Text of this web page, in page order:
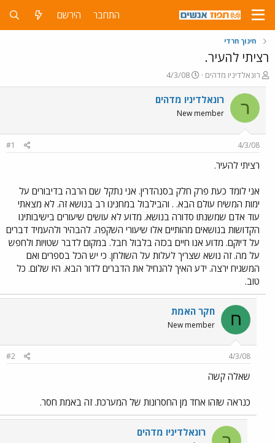
התחבר הירשם
חינוך חרדי
רציתי להעיר.
פ
ו
ת
ח
ה
ש
א
רונאלדיניו מדהים
פ
ו
ר
ם
4/3/08
ר רונאלדיניו מדהים
New member
4/3/08
#1
רציתי להעיר.
אני לומד כעת פרק חלק בסנהדרין. אני נתקל שם הרבה בדיבורים על
ימות המשיח עולם הבא. . והבילבול במחנינו רב בנושא זה. לא מצאתי
עוד אדם שמשנתו סדורה בנושא. מדוע לא עושים שיעורים בישיבותינו
הקדושות בנושאים מהותיים אלו שיעורי השקפה. להבהיר ולהעמיד דברים
על דיוקם. מדוע אנו חיים בכזה בלבול חבל. במקום לדבר שטויות ולחפש
על מה. זה נושא שצריך לעלות על השולחן. כי יש הכל בספרים ואם
המשגיח ירצה. ידע האיך להנחיל את הדברים לדור הבא. היו שלום. כל
טוב.
ח חקר האמת
New member
4/3/08
#2
שאלה קשה
כנראה שזהו אחד מן החסרונות של המערכת. זה באמת חסר.
רונאלדיניו מדהים